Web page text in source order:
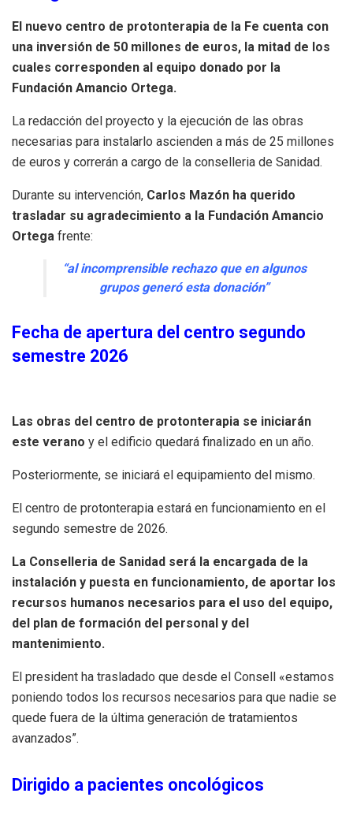
El nuevo centro de protonterapia de la Fe cuenta con
una inversión de 50 millones de euros, la mitad de los
cuales corresponden al equipo donado por la
Fundación Amancio Ortega.
La redacción del proyecto y la ejecución de las obras
necesarias para instalarlo ascienden a más de 25 millones
de euros y correrán a cargo de la conselleria de Sanidad.
Durante su intervención, Carlos Mazón ha querido
trasladar su agradecimiento a la Fundación Amancio
Ortega frente:
“al incomprensible rechazo que en algunos
grupos generó esta donación”
Fecha de apertura del centro segundo
semestre 2026
Las obras del centro de protonterapia se iniciarán
este verano y el edificio quedará finalizado en un año.
Posteriormente, se iniciará el equipamiento del mismo.
El centro de protonterapia estará en funcionamiento en el
segundo semestre de 2026.
La Conselleria de Sanidad será la encargada de la
instalación y puesta en funcionamiento, de aportar los
recursos humanos necesarios para el uso del equipo,
del plan de formación del personal y del
mantenimiento.
El president ha trasladado que desde el Consell «estamos
poniendo todos los recursos necesarios para que nadie se
quede fuera de la última generación de tratamientos
avanzados”.
Dirigido a pacientes oncológicos